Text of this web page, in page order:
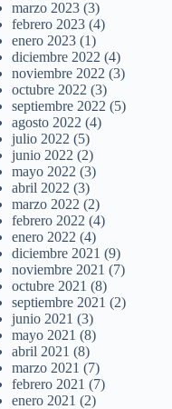
marzo 2023 (3)
febrero 2023 (4)
enero 2023 (1)
diciembre 2022 (4)
noviembre 2022 (3)
octubre 2022 (3)
septiembre 2022 (5)
agosto 2022 (4)
julio 2022 (5)
junio 2022 (2)
mayo 2022 (3)
abril 2022 (3)
marzo 2022 (2)
febrero 2022 (4)
enero 2022 (4)
diciembre 2021 (9)
noviembre 2021 (7)
octubre 2021 (8)
septiembre 2021 (2)
junio 2021 (3)
mayo 2021 (8)
abril 2021 (8)
marzo 2021 (7)
febrero 2021 (7)
enero 2021 (2)